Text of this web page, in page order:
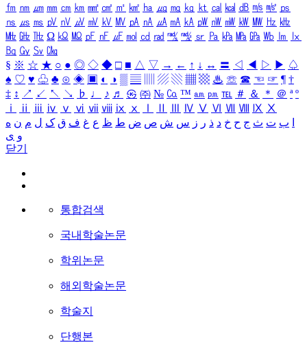
㎙ ㎚ ㎛ ㎜ ㎝ ㎞ ㎟ ㎠ ㎡ ㎢ ㏊ ㎍ ㎎ ㎏ ㏏ ㎈ ㎉ ㏈ ㎧ ㎨ ㎰
㎱ ㎲ ㎳ ㎴ ㎵ ㎶ ㎷ ㎸ ㎹ ㎀ ㎁ ㎂ ㎃ ㎄ ㎺ ㎻ ㎽ ㎾ ㎿ ㎐ ㎑
㎒ ㎓ ㎔ Ω ㏀ ㏁ ㎊ ㎋ ㎌ ㏖ ㏅ ㎭ ㎮ ㎯ ㏛ ㎩ ㎪ ㎫ ㎬ ㏝ ㏐
㏓
㏃ ㏉ ㏜ ㏆
§ ※ ☆ ★ ○ ● ◎ ◇ ◆ □ ■ △ ▽ → ← ↑ ↓ ↔ 〓 ◁ ◀ ▷ ▶ ♤
♠ ♡ ♥ ♧ ♣ ⊙ ◈ ▣ ◐ ◑ ▒ ▤ ▨ ▧ ▦ ▩ ♨ ☏ ☎ ☜ ☞ ¶ †
‡ ↕ ↗ ↙ ↖ ↘ ♭ ♩ ♪ ♬ ㉿ ㈜ № ㏇ ™ ㏂ ㏘ ℡ ＃ ＆ ＊ ＠ ª º
ⅰ
ⅱ ⅲ ⅳ ⅴ ⅵ ⅶ ⅷ ⅸ ⅹ Ⅳ Ⅴ Ⅵ Ⅶ Ⅷ Ⅸ Ⅹ
ب ت ث ج ح خ د ذ ر ز س ش ص ض ط ظ ع غ ف ق ک ل م ن ه
و ی
닫기
통합검색
국내학술논문
학위논문
해외학술논문
학술지
단행본